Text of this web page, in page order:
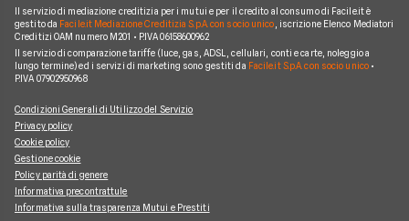
Compagnie e intermediari
Il servizio di mediazione creditizia per i mutui e per il credito al consumo di Facile.it è
gestito da Facile.it Mediazione Creditizia S.p.A. con socio unico , iscrizione Elenco Mediatori
Creditizi OAM numero M201 • P.IVA 06158600962
Il servizio di comparazione tariffe (luce, gas, ADSL, cellulari, conti e carte, noleggio a
lungo termine) ed i servizi di marketing sono gestiti da Facile.it S.p.A. con socio unico•
P.IVA 07902950968
Condizioni Generali di Utilizzo del Servizio
Privacy policy
Cookie policy
Gestione cookie
Policy parità di genere
Informativa precontrattule
Informativa sulla trasparenza Mutui e Prestiti